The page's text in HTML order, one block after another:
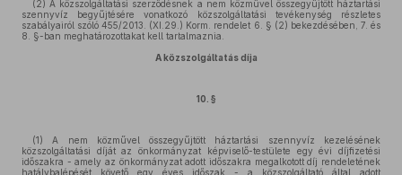
(2) A közszolgáltatási szerződésnek a nem közművel összegyűjtött háztartási
szennyvíz begyűjtésére vonatkozó közszolgáltatási tevékenység részletes
szabályairól szóló 455/2013. (XI.29.) Korm. rendelet 6. § (2) bekezdésében, 7. és
8. §-ban meghatározottakat kell tartalmaznia.
A közszolgáltatás díja
10. §
(1) A nem közművel összegyűjtött háztartási szennyvíz kezelésének
közszolgáltatási díját az önkormányzat képviselő-testülete egy évi díjfizetési
időszakra - amely az önkormányzat adott időszakra megalkotott díj rendeletének
hatálybalépését követő egy éves időszak - a közszolgáltató által adott